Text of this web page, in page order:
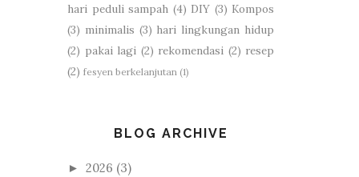
hari peduli sampah (4) DIY (3) Kompos
(3) minimalis (3) hari lingkungan hidup
(2) pakai lagi (2) rekomendasi (2) resep
(2) fesyen berkelanjutan (1)
BLOG ARCHIVE
► 2026 (3)